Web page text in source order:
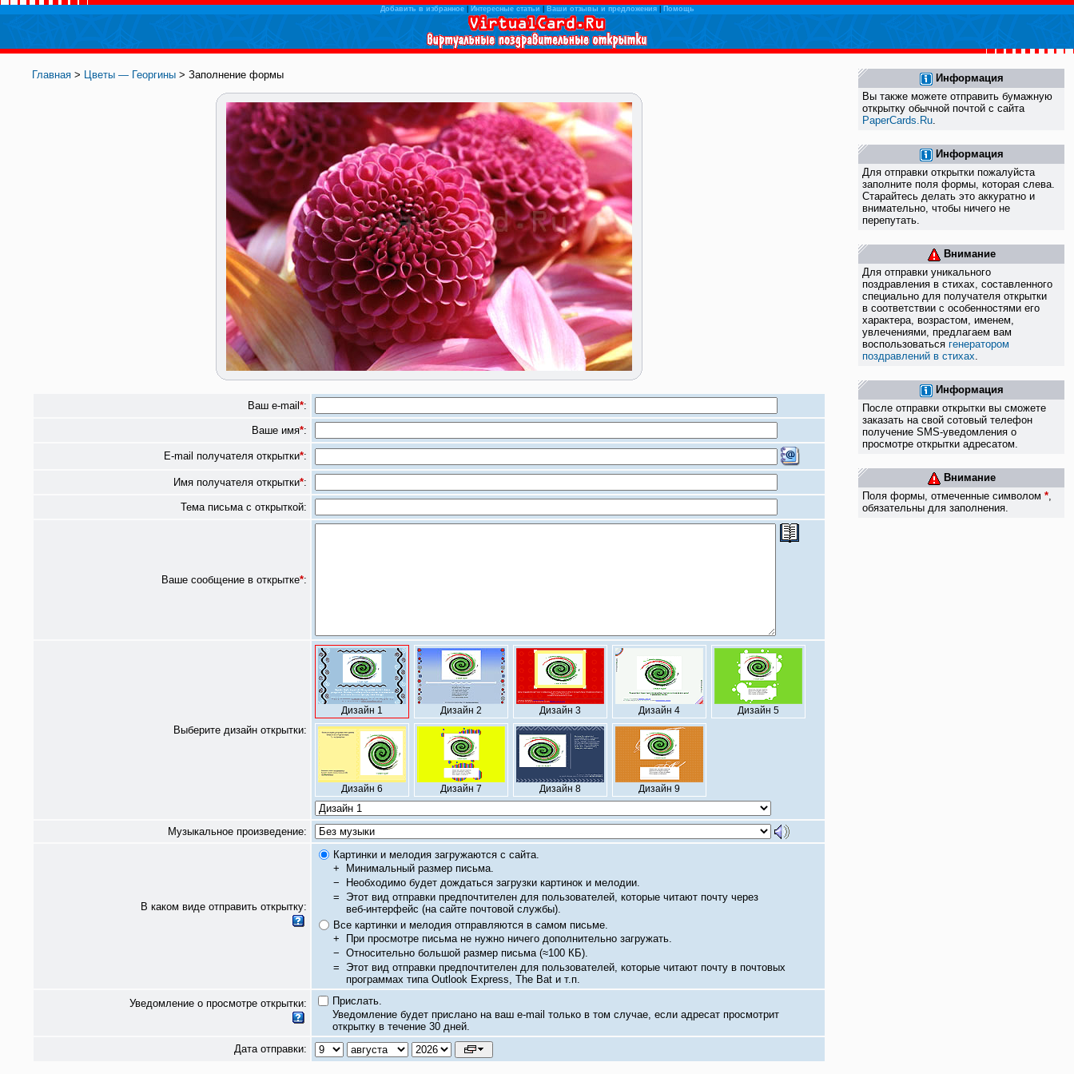
Добавить в избранное| Интересные статьи Ваши отзывы и предложения| Помощь
Главная > Цветы — Георгины > Заполнение формы
Ваш e-mail *:
Ваше имя*:
E-mail получателя открытки*:
Имя получателя открытки*:
Тема письма с открыткой:
Ваше сообщение в открытке*:
Выберите дизайн открытки:
Дизайн 1 Дизайн 2 Дизайн 3 Дизайн 4 Дизайн 5
Дизайн 6 Дизайн 7 Дизайн 8 Дизайн 9
Музыкальное произведение:
В каком виде отправить открытку:
Картинки и мелодия загружаются с сайта.
+
Минимальный размер письма.
−
Необходимо будет дождаться загрузки картинок и мелодии.
= Этот вид отправки предпочтителен для пользователей, которые читают почту через
веб-интерфейс (на сайте почтовой службы).
Все картинки и мелодия отправляются в самом письме.
+
При просмотре письма не нужно ничего дополнительно загружать.
− Относительно большой размер письма (≈100 КБ).
= Этот вид отправки предпочтителен для пользователей, которые читают почту в почтовых
программах типа Outlook Express, The Bat и т.п.
Уведомление о просмотре открытки:
Прислать.
Уведомление будет прислано на ваш e-mail только в том случае, если адресат просмотрит
открытку в течение 30 дней.
Дата отправки:
Информация
Вы также можете отправить бумажную
открытку обычной почтой с сайта
PaperCards.Ru.
Информация
Для отправки открытки пожалуйста
заполните поля формы, которая слева.
Старайтесь делать это аккуратно и
внимательно, чтобы ничего не
перепутать.
Внимание
Для отправки уникального
поздравления в стихах, составленного
специально для получателя открытки
в соответствии с особенностями его
характера, возрастом, именем,
увлечениями, предлагаем вам
воспользоваться генератором
поздравлений в стихах.
Информация
После отправки открытки вы сможете
заказать на свой сотовый телефон
получение SMS-уведомления о
просмотре открытки адресатом.
Внимание
Поля формы, отмеченные символом*,
обязательны для заполнения.